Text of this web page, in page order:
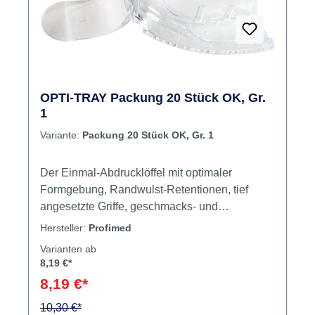
Abformergebnisse Inhalt Abformlöffel
OPTI-TRAY Packung 20 Stück OK, Gr.
1
Variante:Packung 20 Stück OK, Gr. 1